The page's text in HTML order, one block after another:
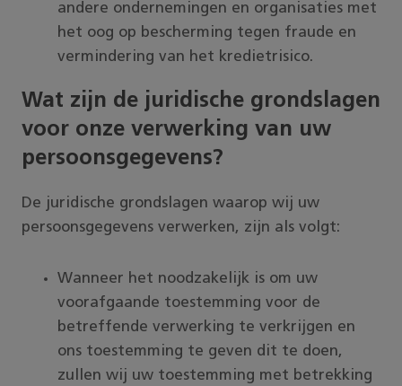
andere ondernemingen en organisaties met
het oog op bescherming tegen fraude en
vermindering van het kredietrisico.
Wat zijn de juridische grondslagen
voor onze verwerking van uw
persoonsgegevens?
De juridische grondslagen waarop wij uw
persoonsgegevens verwerken, zijn als volgt:
Wanneer het noodzakelijk is om uw
voorafgaande toestemming voor de
betreffende verwerking te verkrijgen en
ons toestemming te geven dit te doen,
zullen wij uw toestemming met betrekking